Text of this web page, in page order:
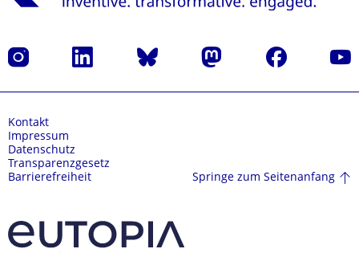
Instagram LinkedIn Bluesky Mastodon Facebook
Kontakt
Impressum
Datenschutz
Transparenzgesetz
Barrierefreiheit
Springe zum Seitenanfang